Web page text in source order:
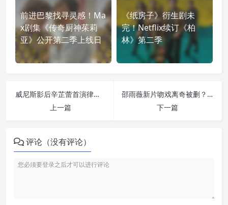
前进巴黎找寻灵感！Ma
x剧集《传奇厨神茱莉
亚》公开第二季上线日
《纸房子》衍生剧未
完！Netflix续订《柏
林》第二季
威尼斯影后辛芷蕾首演律政大女主！《女神蒙上眼》：当冰冷法律撞上复杂人性
上一篇
邵雨薇新片吻戏离奇被删？监制调侃“家属”砸钱干预，唐绮阳跨界献声胖两斤
下一篇
评论（没有评论）